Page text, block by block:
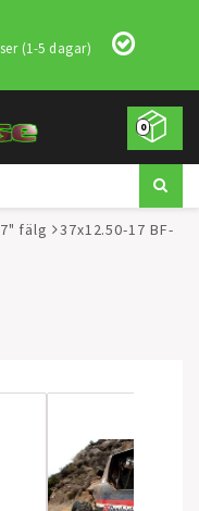
(1-5 dagar)
0
fälg
37x12.50-17 BF-